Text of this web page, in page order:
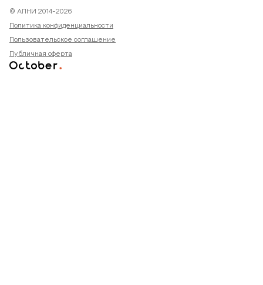
© АПНИ 2014-2026
Политика конфиденциальности
Пользовательское соглашение
Публичная оферта